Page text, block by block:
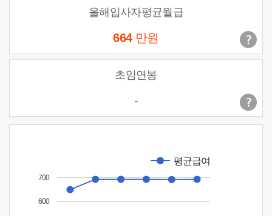
올해입사자평균월급
664 만원
초임연봉
-
평균급여
600
700